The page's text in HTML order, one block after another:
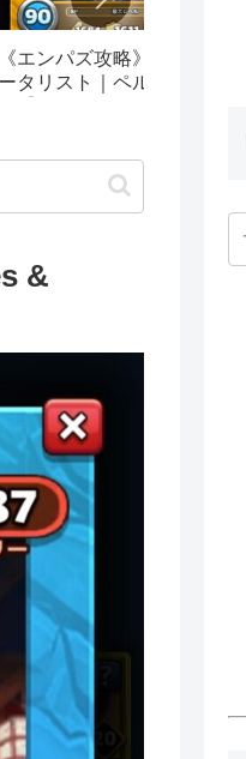
《エンパズ攻略》星5英雄デ
ータリスト｜ペルティナック
&